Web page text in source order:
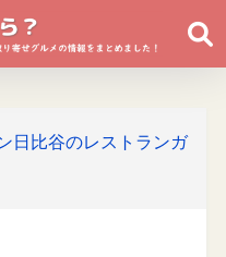
日比谷のレストランガ